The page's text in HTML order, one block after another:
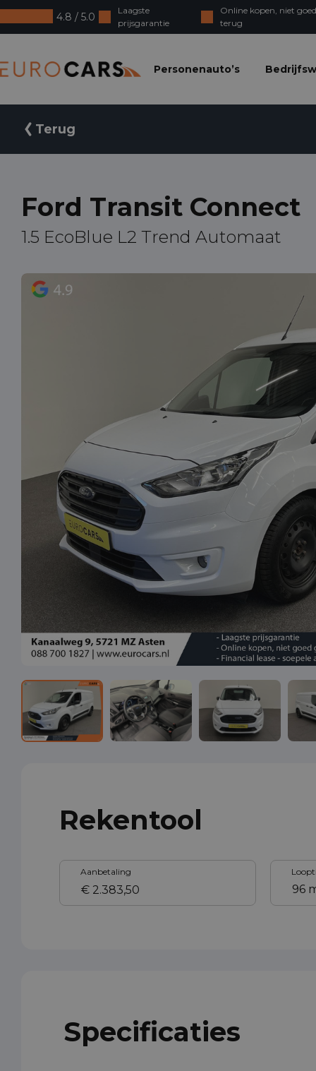
4.8 / 5.0
Laagste
prijsgarantie
Online kopen, niet
terug
Personenauto’s
Terug
Ford Transit Connect
1.5 EcoBlue L2 Trend Automaat
Rekentool
Aanbetaling
Specificaties